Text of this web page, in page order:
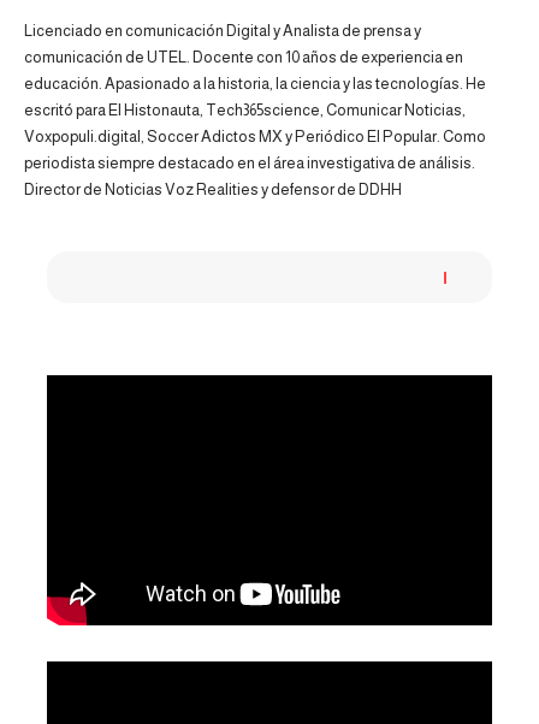
Licenciado en comunicación Digital y Analista de prensa y
comunicación de UTEL. Docente con 10 años de experiencia en
educación. Apasionado a la historia, la ciencia y las tecnologías. He
escritó para El Histonauta, Tech365science, Comunicar Noticias,
Voxpopuli.digital, Soccer Adictos MX y Periódico El Popular. Como
periodista siempre destacado en el área investigativa de análisis.
Director de Noticias Voz Realities y defensor de DDHH